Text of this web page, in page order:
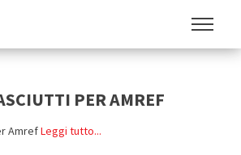
PER AMREF
AmrefLeggi tutto...